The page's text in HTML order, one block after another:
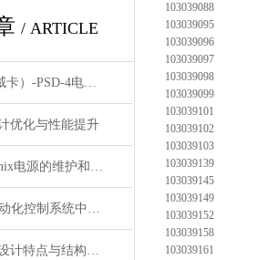
/ ARTICLE
WIKA（德国威卡）-PSD-4电子压力开关
优化与性能提升
如何进行Phoenix电源的维护和保养？
Murr电缆在自动化控制系统中的应用
穆尔接插件的设计特点与结构优化
103039088
103039095
103039096
103039097
103039098
103039099
103039101
103039102
103039103
103039139
103039145
103039149
103039152
103039158
103039161